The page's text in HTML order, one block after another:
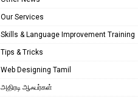
Our Services
Skills & Language Improvement Training
Tips & Tricks
Web Designing Tamil
அதிரடி ஆஃபர்கள்